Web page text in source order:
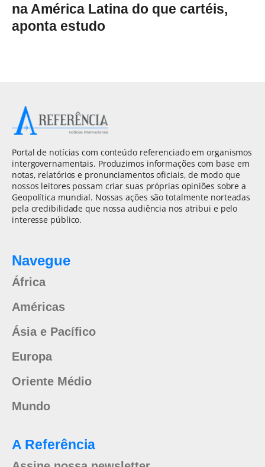
na América Latina do que cartéis,
aponta estudo
Portal de notícias com conteúdo referenciado em organismos
intergovernamentais. Produzimos informações com base em
notas, relatórios e pronunciamentos oficiais, de modo que
nossos leitores possam criar suas próprias opiniões sobre a
Geopolítica mundial. Nossas ações são totalmente norteadas
pela credibilidade que nossa audiência nos atribui e pelo
interesse público.
Navegue
África
Américas
Ásia e Pacífico
Europa
Oriente Médio
Mundo
A Referência